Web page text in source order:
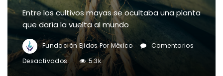
Entre los cultivos mayas se ocultaba una planta
que daría la vuelta al mundo
Fundación Ejidos Por México
Comentarios
Desactivados
En
El
5.3k